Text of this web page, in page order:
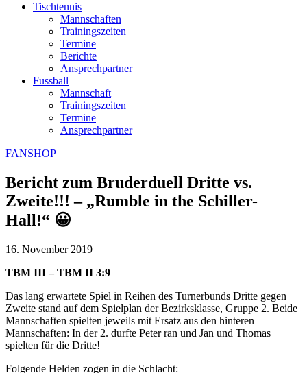
Tischtennis
Mannschaften
Trainingszeiten
Termine
Berichte
Ansprechpartner
Fussball
Mannschaft
Trainingszeiten
Termine
Ansprechpartner
FANSHOP
Bericht zum Bruderduell Dritte vs.
Zweite!!! – „Rumble in the Schiller-
Hall!“ 😀
16. November 2019
TBM III – TBM II 3:9
Das lang erwartete Spiel in Reihen des Turnerbunds Dritte gegen
Zweite stand auf dem Spielplan der Bezirksklasse, Gruppe 2. Beide
Mannschaften spielten jeweils mit Ersatz aus den hinteren
Mannschaften: In der 2. durfte Peter ran und Jan und Thomas
spielten für die Dritte!
Folgende Helden zogen in die Schlacht: